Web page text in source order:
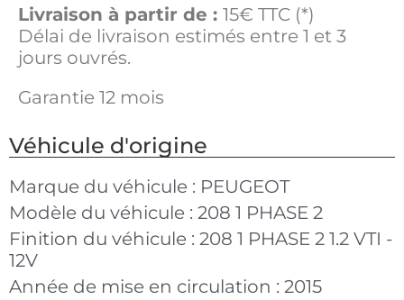
Livraison à partir de : 15€ TTC (*)
Délai de livraison estimés entre 1 et 3
jours ouvrés.
Garantie 12 mois
Véhicule d'origine
Marque du véhicule : PEUGEOT
Modèle du véhicule : 208 1 PHASE 2
Finition du véhicule : 208 1 PHASE 2 1.2 VTI -
12V
Année de mise en circulation : 2015